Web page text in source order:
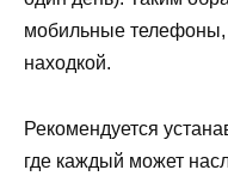
мобильные телефоны,
находкой.
Рекомендуется
где каждый может